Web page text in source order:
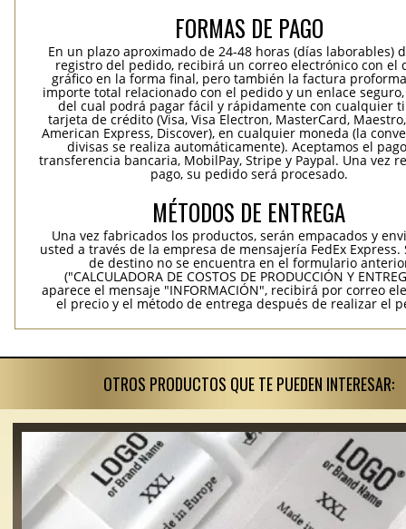
FORMAS DE PAGO
En un plazo aproximado de 24-48 horas (días laborables)
registro del pedido, recibirá un correo electrónico con el
gráfico en la forma final, pero también la factura
importe total relacionado con el pedido y un enlace
del cual podrá pagar fácil y rápidamente con cualquier
tarjeta de crédito (Visa, Visa Electron, MasterCard,
American Express, Discover), en cualquier moneda (la
divisas se realiza automáticamente). Aceptamos el
transferencia bancaria, MobilPay, Stripe y Paypal. Una vez
pago, su pedido será procesado.
MÉTODOS DE ENTREGA
Una vez fabricados los productos, serán empacados y
usted a través de la empresa de mensajería FedEx Express.
de destino no se encuentra en el formulario
("CALCULADORA DE COSTOS DE PRODUCCIÓN Y
aparece el mensaje "INFORMACIÓN", recibirá por correo
el precio y el método de entrega después de realizar el
OTROS PRODUCTOS QUE TE PUEDEN INTERESAR: